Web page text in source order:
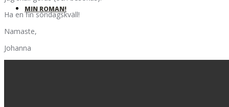
MIN ROMAN!
Ha en fin söndagskväll!
Namaste,
Johanna